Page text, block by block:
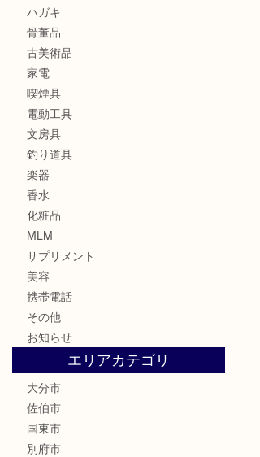
ハガキ
骨董品
古美術品
家電
喫煙具
電動工具
文房具
釣り道具
楽器
香水
化粧品
MLM
サプリメント
美容
携帯電話
その他
お知らせ
エリアカテゴリ
大分市
佐伯市
国東市
別府市